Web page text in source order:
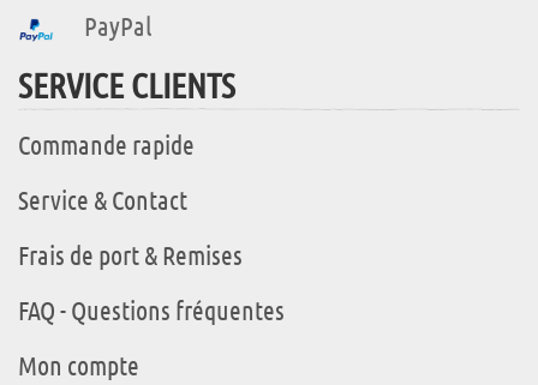
PayPal
SERVICE CLIENTS
Commande rapide
Service & Contact
Frais de port & Remises
FAQ - Questions fréquentes
Mon compte